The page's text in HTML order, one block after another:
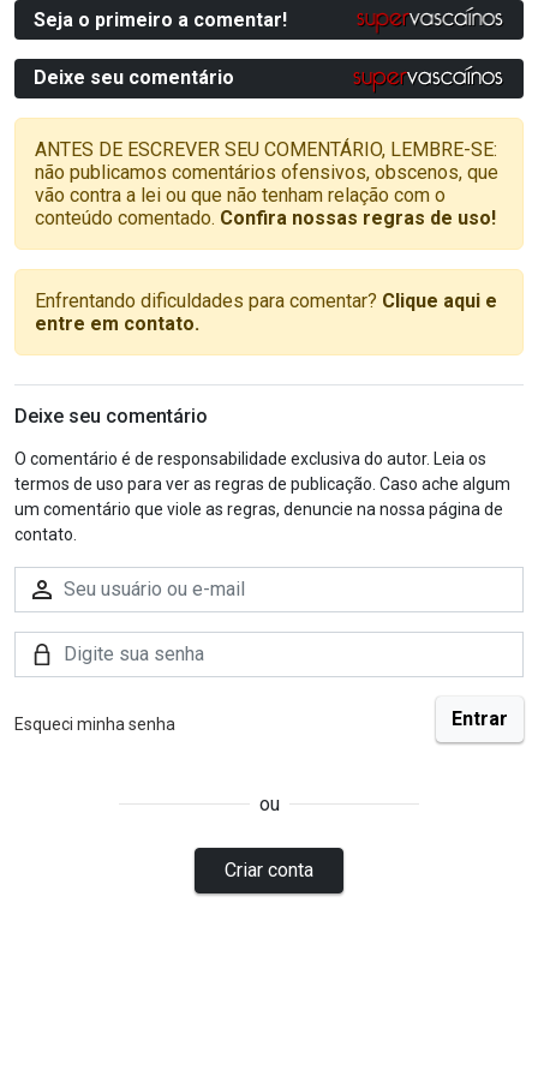
Seja o primeiro a comentar!
Deixe seu comentário
ANTES DE ESCREVER SEU COMENTÁRIO, LEMBRE-SE:
não publicamos comentários ofensivos, obscenos, que
vão contra a lei ou que não tenham relação com o
conteúdo comentado. Confira nossas regras de uso!
Enfrentando dificuldades para comentar? Clique aqui e
entre em contato.
Deixe seu comentário
O comentário é de responsabilidade exclusiva do autor. Leia os
termos de uso para ver as regras de publicação. Caso ache algum
um comentário que viole as regras, denuncie na nossa página de
contato.
Esqueci minha senha
ou
Criar conta